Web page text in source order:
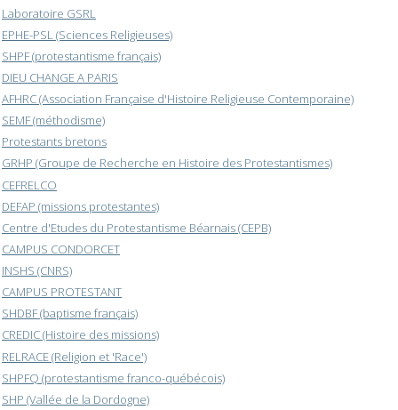
Laboratoire GSRL
EPHE-PSL (Sciences Religieuses)
SHPF (protestantisme français)
DIEU CHANGE A PARIS
AFHRC (Association Française d'Histoire Religieuse Contemporaine)
SEMF (méthodisme)
Protestants bretons
GRHP (Groupe de Recherche en Histoire des Protestantismes)
CEFRELCO
DEFAP (missions protestantes)
Centre d'Etudes du Protestantisme Béarnais (CEPB)
CAMPUS CONDORCET
INSHS (CNRS)
CAMPUS PROTESTANT
SHDBF (baptisme français)
CREDIC (Histoire des missions)
RELRACE (Religion et 'Race')
SHPFQ (protestantisme franco-québécois)
SHP (Vallée de la Dordogne)